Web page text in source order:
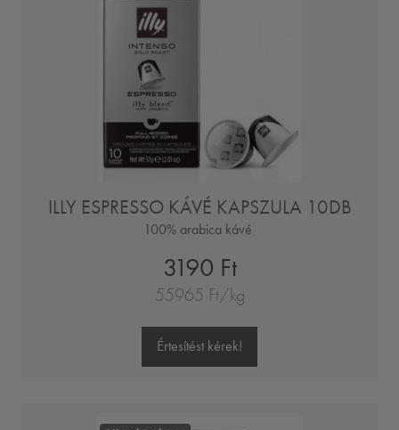
ILLY ESPRESSO KÁVÉ KAPSZULA 10DB
100% arabica kávé
3190 Ft
55965 Ft/kg
Értesítést kérek!